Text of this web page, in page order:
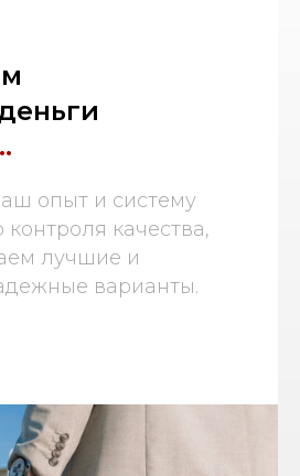
опыт и систему
контроля качества,
лучшие и
варианты.